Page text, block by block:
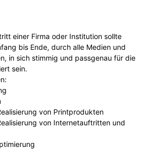
einer Firma oder Institution sollte
bis Ende, durch alle Medien und
in sich stimmig und passgenau für die
sein.
von Printprodukten
von Internetauftritten und